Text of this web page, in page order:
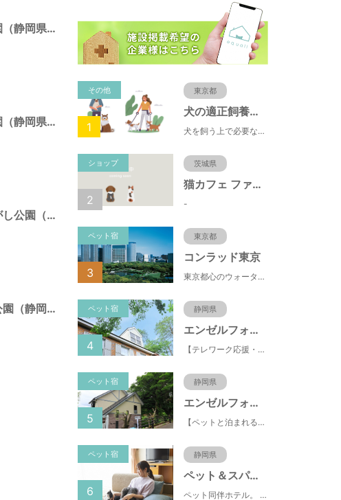
広野海浜公園（静岡県静岡市）
みはらし公園（静岡県静岡市）
とめだしひがし公園（静岡県静岡市）
諏訪町第１公園（静岡県静岡市）
その他 東京都
犬の適正飼養クイズ
犬を飼う上で必要な責任やマナー、健康管理について学ぶことができます。
1
ショップ 茨城県
猫カフェ ファミリーズ
-
2
ペット宿 東京都
コンラッド東京
東京都心のウォーターフロントに位置し、都内全域へのアクセスへも便利なコンラッド東京は、銀座や新橋へ徒歩圏内、明治神宮や浅草、六本木などの観光・ショッピングエリアにもアクセス至便。また、東京駅まで10分、羽田空港まで25分、丸の内などの主要ビジネス街へのアクセスにも優れ、ビジネスにも最適のロケーションです。
3
ペット宿 静岡県
エンゼルフォレスト伊豆スカイライン
【テレワーク応援・ペットと泊まれる】ゴルフ場隣接のまるごと貸切別荘（自炊OK）
4
ペット宿 静岡県
エンゼルフォレスト伊豆高原(赤沢望洋台)
【ペットと泊まれる】源泉かけ流し温泉付の1棟貸切別荘（自炊OK）全別荘内装リフォーム済み♪
5
ペット宿 静岡県
ペット＆スパホテル伊豆高原
ペット同伴ホテル。 快適な施設と癒しの温泉、京風懐石をご堪能ください。
6